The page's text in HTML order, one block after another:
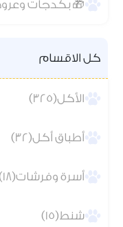
🎁 بكدجات
كل الاقسام
الأكل(325)
أطباق أكل(32)
أسرة وفرشات(18)
شنط(15)